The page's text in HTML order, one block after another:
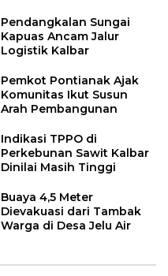
Pendangkalan Sungai
Kapuas Ancam Jalur
Logistik Kalbar
Pemkot Pontianak Ajak
Komunitas Ikut Susun
Arah Pembangunan
Indikasi TPPO di
Perkebunan Sawit Kalbar
Dinilai Masih Tinggi
Buaya 4,5 Meter
Dievakuasi dari Tambak
Warga di Desa Jelu Air